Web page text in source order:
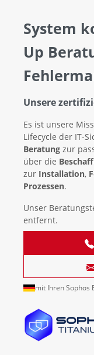
System
Up
Unsere
Es ist unsere
Lifecycle der IT-
Beratung zur
über die
zur Installation,
Prozessen.
Unser
entfernt.
mit Ihren Sophos